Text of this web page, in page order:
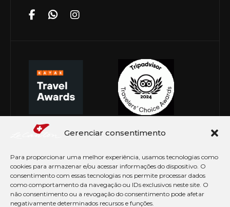
Gerenciar consentimento
Para proporcionar uma melhor experiência, usamos tecnologias como
cookies para armazenar e/ou acessar informações do dispositivo. O
consentimento com essas tecnologias nos permite processar dados
como comportamento da navegação ou IDs exclusivos neste site. O
não consentimento ou a revogação do consentimento pode afetar
negativamente determinados recursos e funções.
© Copyright 2026 Le Canton. Todos os direitos